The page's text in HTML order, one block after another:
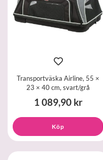
Transportväska Airline, 55 ×
23 × 40 cm, svart/grå
1 089,90 kr
Köp